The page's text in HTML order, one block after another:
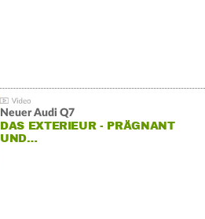
Neuer Audi Q7
DAS EXTERIEUR - PRÄGNANT
UND…